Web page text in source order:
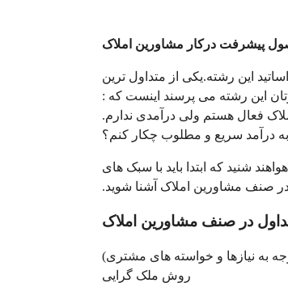
پیشرفت درکار مشاورین املاک
اساتید این رشته.یکی از متداول ترین
این رشته می پرسند اینست که :
فعال هستم ولی درآمدی ندارم.
درآمد سریع و مطلوب چکار کنم؟
شنید که ابتدا باید با سبک های
صنف مشاورین املاک آشنا شوید.
در صنف مشاورین املاک
به نیازها و خواسته های مشتری)
روش ملک گرایی